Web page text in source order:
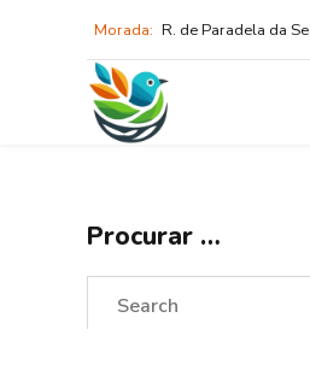
Morada: R. de Paradela da
Procurar …